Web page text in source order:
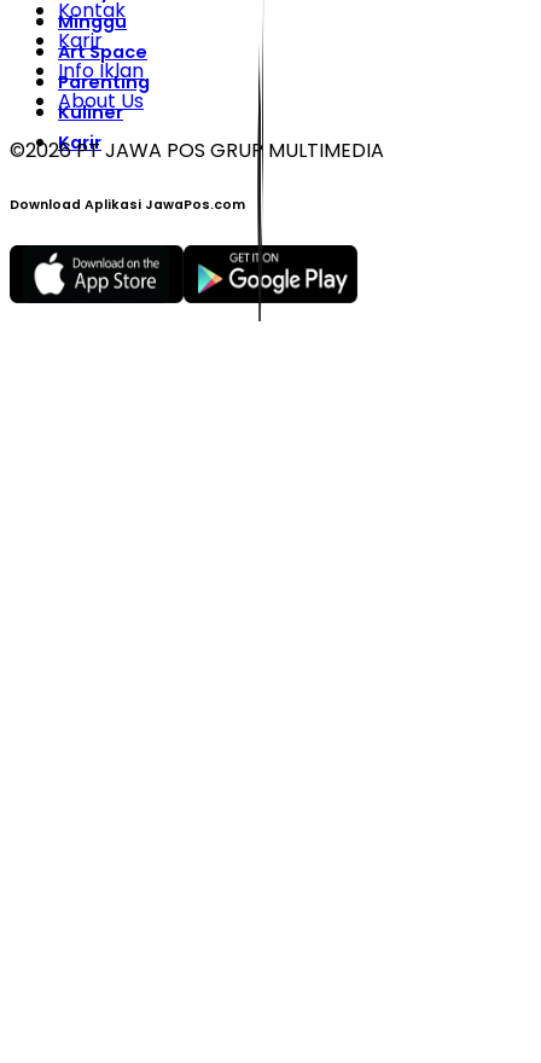
Minggu
Art Space
Parenting
Kuliner
Karir
Kontak
Karir
Info Iklan
About Us
©2026PT JAWA POS GRUP MULTIMEDIA
Download Aplikasi JawaPos.com